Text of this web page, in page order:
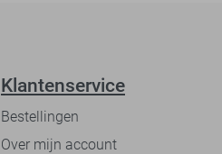
Klantenservice
Bestellingen
Over mijn account